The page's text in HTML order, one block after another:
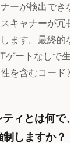
ーが検出でき
キャナーが冗
ます。最終的
ゲートなしで
を含むコード
ィとは何
しますか？